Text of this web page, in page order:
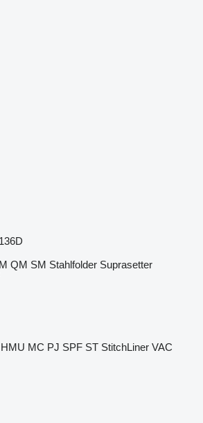
136D
QM SM Stahlfolder Suprasetter
HMU MC PJ SPF ST StitchLiner VAC